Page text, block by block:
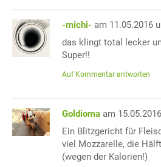
-michi- am 11.05.2016
das klingt total lecker
Super!!
Auf Kommentar antworten
Goldioma am
Ein Blitzgericht für
viel Mozzarelle, die
(wegen der Kalorien!)